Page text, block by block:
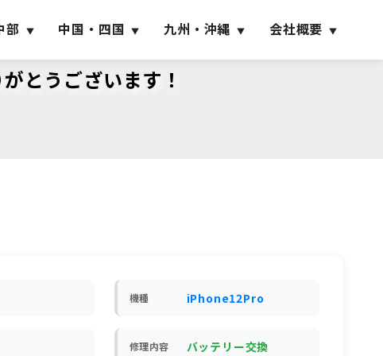
部 中国・四国 九州・沖縄
会社概要
とうございます！
機種 iPhone12Pro
修理内容 バッテリー交換